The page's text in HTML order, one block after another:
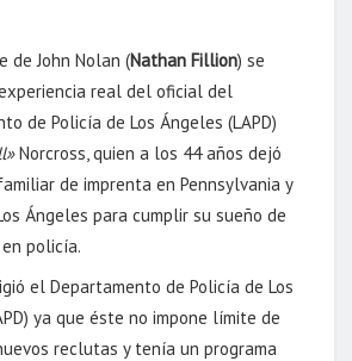
de John Nolan (Nathan Fillion) se
real del oficial del
de Policía de Los Ángeles (LAPD)
Norcross, quien a los 44 años dejó
de imprenta en Pennsylvania y
Ángeles para cumplir su sueño de
policía.
el Departamento de Policía de Los
ya que éste no impone límite de
reclutas y tenía un programa